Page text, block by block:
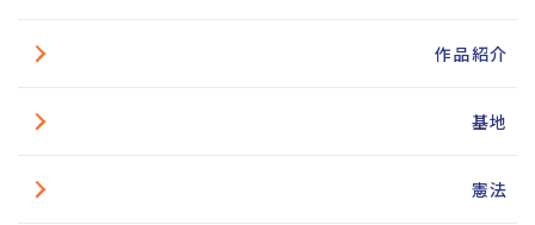
作品紹介
基地
憲法